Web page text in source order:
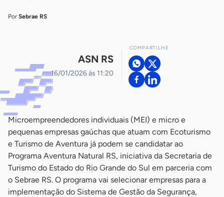
Por Sebrae RS
ASN RS
16/01/2026 às 11:20
COMPARTILHE
Microempreendedores individuais (MEI) e micro e
pequenas empresas gaúchas que atuam com Ecoturismo
e Turismo de Aventura já podem se candidatar ao
Programa Aventura Natural RS, iniciativa da Secretaria de
Turismo do Estado do Rio Grande do Sul em parceria com
o Sebrae RS. O programa vai selecionar empresas para a
implementação do Sistema de Gestão da Segurança,